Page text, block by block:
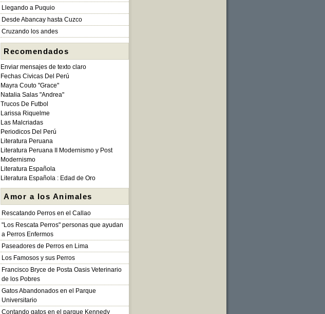
Llegando a Puquio
Desde Abancay hasta Cuzco
Cruzando los andes
Recomendados
Enviar mensajes de texto claro
Fechas Civicas Del Perú
Mayra Couto "Grace"
Natalia Salas "Andrea"
Trucos De Futbol
Larissa Riquelme
Las Malcriadas
Periodicos Del Perú
Literatura Peruana
Literatura Peruana II Modernismo y Post
Modernismo
Literatura Española
Literatura Española : Edad de Oro
Amor a los Animales
Rescatando Perros en el Callao
"Los Rescata Perros" personas que ayudan
a Perros Enfermos
Paseadores de Perros en Lima
Los Famosos y sus Perros
Francisco Bryce de Posta Oasis Veterinario
de los Pobres
Gatos Abandonados en el Parque
Universitario
Contando gatos en el parque Kennedy